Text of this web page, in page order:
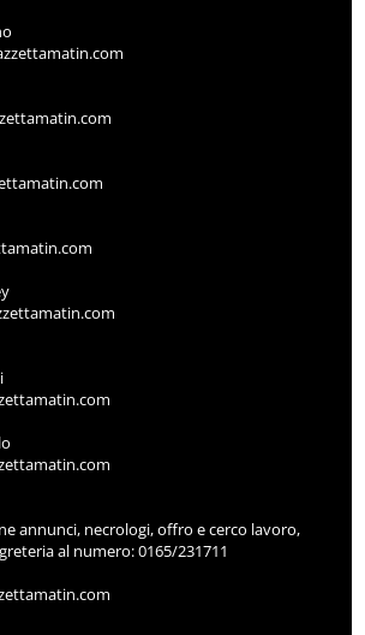
annunci, necrologi, offro e cerco lavoro,
al numero: 0165/231711